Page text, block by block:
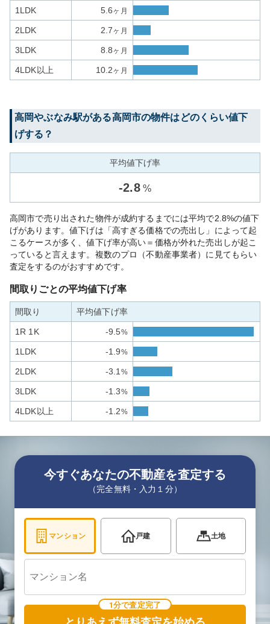
1LDK 5.6ヶ月
2LDK 2.7ヶ月
3LDK 8.8ヶ月
4LDK以上 10.2ヶ月
高岡やぶなみ駅がある高岡市の物件はどのくらい値下
げする？
平均値下げ率
-2.8 %
高岡市で売り出された物件が成約するまでには平均で2.8%の値下
げがあります。値下げは「高すぎる価格での売出し」によって起
こるケースが多く、値下げ率が高い＝価格が外れた売出しが起こ
っていると言えます。複数のプロ（不動産事業者）に見てもらい
査定をするのがおすすめです。
間取りごとの平均値下げ率
間取り 平均値下げ率
1R 1K -9.5%
1LDK -1.9%
2LDK -3.1 %
3LDK -1.3%
4LDK以上 -1.2%
今すぐあなたの不動産を査定する
（完全無料・入力１分）
マンション 戸建 土地
1分で査定完了